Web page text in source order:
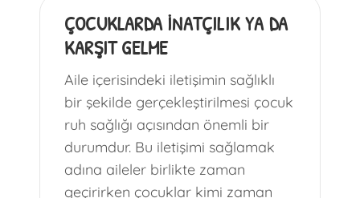
ÇOCUKLARDA İNATÇILIK YA DA
KARŞIT GELME
Aile içerisindeki iletişimin sağlıklı
bir şekilde gerçekleştirilmesi çocuk
ruh sağlığı açısından önemli bir
durumdur. Bu iletişimi sağlamak
adına aileler birlikte zaman
geçirirken çocuklar kimi zaman